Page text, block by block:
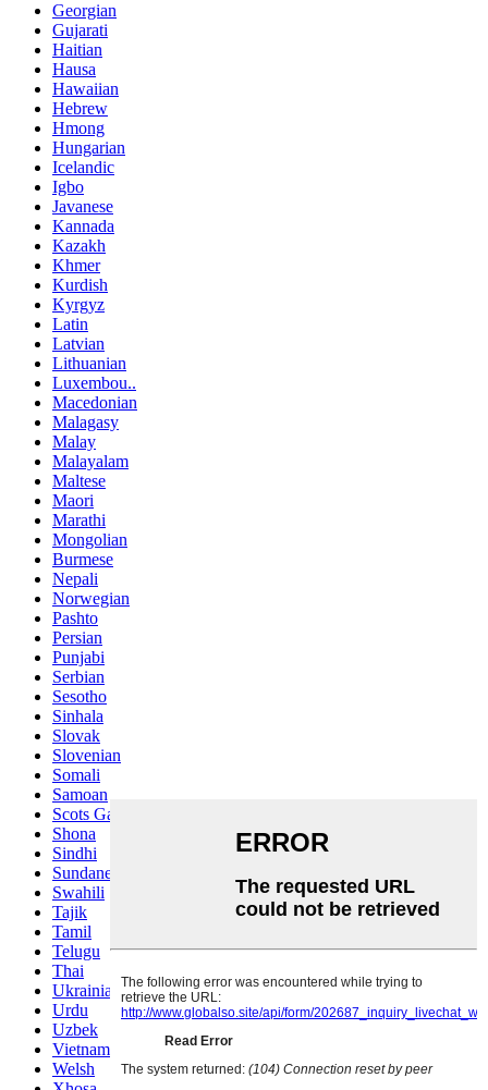
Georgian
Gujarati
Haitian
Hausa
Hawaiian
Hebrew
Hmong
Hungarian
Icelandic
Igbo
Javanese
Kannada
Kazakh
Khmer
Kurdish
Kyrgyz
Latin
Latvian
Lithuanian
Luxembou..
Macedonian
Malagasy
Malay
Malayalam
Maltese
Maori
Marathi
Mongolian
Burmese
Nepali
Norwegian
Pashto
Persian
Punjabi
Serbian
Sesotho
Sinhala
Slovak
Slovenian
Somali
Samoan
Scots Gaelic
Shona
Sindhi
Sundanese
Swahili
Tajik
Tamil
Telugu
Thai
Ukrainian
Urdu
Uzbek
Vietnamese
Welsh